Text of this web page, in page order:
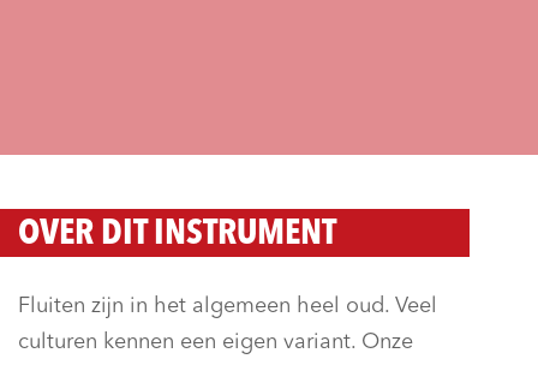
OVER DIT INSTRUMENT
Fluiten zijn in het algemeen heel oud. Veel
culturen kennen een eigen variant. Onze